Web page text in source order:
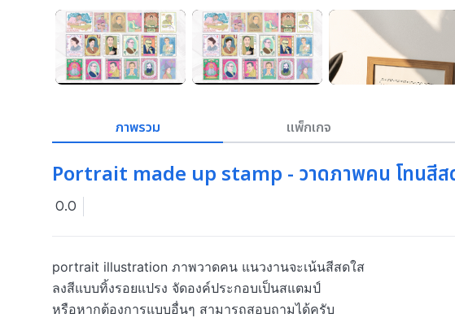
ภาพรวม แพ็กเกจ
Portrait made up stamp - วาดภาพคน โทนสี
0.0
portrait illustration ภาพวาดคน แนวงานจะเน้นสีสดใส
ลงสีแบบทิ้งรอยแปรง จัดองค์ประกอบเป็นสแตมป์
หรือหากต้องการแบบอื่นๆ สามารถสอบถามได้ครับ